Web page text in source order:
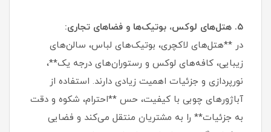
۵. هتل‌های لوکس، بوتیک‌ها و فضاهای تجاری:
در **هتل‌های لاکچری، بوتیک‌های لباس، سالن‌های
زیبایی، کافه‌های لوکس و رستوران‌های درجه یک**،
نورپردازی و جزئیات اهمیت زیادی دارند. استفاده از
آباژورهای چوبی با کیفیت، حس **احترام، شکوه و دقت
به جزئیات** را به مشتریان منتقل می‌کند و فضایی